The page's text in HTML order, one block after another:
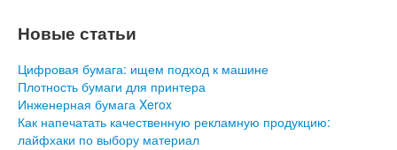
Новые статьи
Цифровая бумага: ищем подход к машине
Плотность бумаги для принтера
Инженерная бумага Xerox
Как напечатать качественную рекламную продукцию:
лайфхаки по выбору материал